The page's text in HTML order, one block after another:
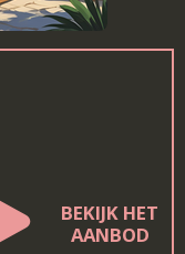
BEKIJK HET
AANBOD